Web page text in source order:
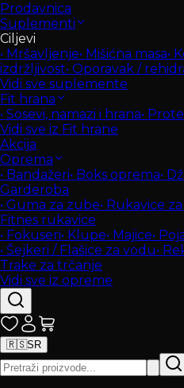
Prodavnica
Suplementi
Ciljevi
• Mršavljenje• Mišićna masa•
izdržljivost• Oporavak /
Vidi sve suplemente
Fit hrana
• Sosevi, namazi i hrana•
Vidi sve iz Fit hrane
Akcija
Oprema
• Bandažeri• Boks oprema•
Garderoba
• Guma za zube• Rukavice
Fitnes rukavice
• Fokuseri• Klupe• Majice•
• Šejkeri / Flašice za vodu•
Trake za trčanje
Vidi sve iz opreme
🇷🇸SR